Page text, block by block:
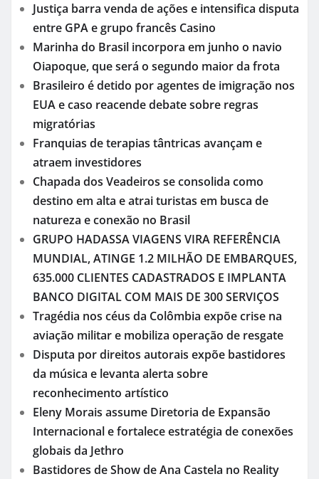
Justiça barra venda de ações e intensifica disputa
entre GPA e grupo francês Casino
Marinha do Brasil incorpora em junho o navio
Oiapoque, que será o segundo maior da frota
Brasileiro é detido por agentes de imigração nos
EUA e caso reacende debate sobre regras
migratórias
Franquias de terapias tântricas avançam e
atraem investidores
Chapada dos Veadeiros se consolida como
destino em alta e atrai turistas em busca de
natureza e conexão no Brasil
GRUPO HADASSA VIAGENS VIRA REFERÊNCIA
MUNDIAL, ATINGE 1.2 MILHÃO DE EMBARQUES,
635.000 CLIENTES CADASTRADOS E IMPLANTA
BANCO DIGITAL COM MAIS DE 300 SERVIÇOS
Tragédia nos céus da Colômbia expõe crise na
aviação militar e mobiliza operação de resgate
Disputa por direitos autorais expõe bastidores
da música e levanta alerta sobre
reconhecimento artístico
Eleny Morais assume Diretoria de Expansão
Internacional e fortalece estratégia de conexões
globais da Jethro
Bastidores de Show de Ana Castela no Reality